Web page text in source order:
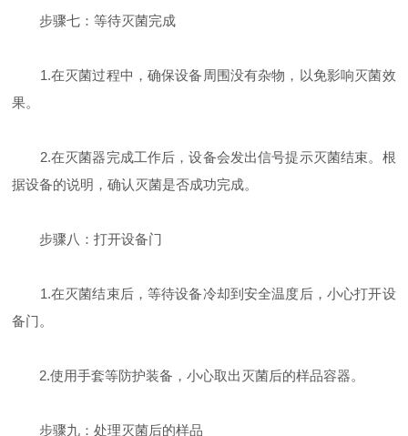
步骤七：等待灭菌完成
1.在灭菌过程中，确保设备周围没有杂物，以免影响灭菌效
果。
2.在灭菌器完成工作后，设备会发出信号提示灭菌结束。根
据设备的说明，确认灭菌是否成功完成。
步骤八：打开设备门
1.在灭菌结束后，等待设备冷却到安全温度后，小心打开设
备门。
2.使用手套等防护装备，小心取出灭菌后的样品容器。
步骤九：处理灭菌后的样品